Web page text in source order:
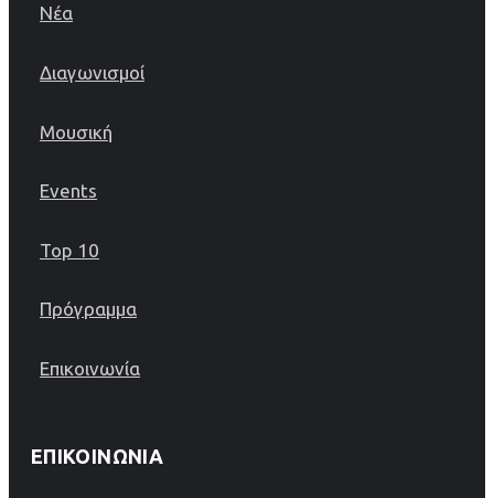
Νέα
Διαγωνισμοί
Μουσική
Events
Top 10
Πρόγραμμα
Επικοινωνία
ΕΠΙΚΟΙΝΩΝΊΑ